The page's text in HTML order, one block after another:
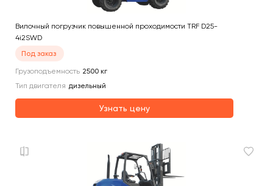
Вилочный погрузчик повышенной проходимости TRF D25-
4i2SWD
Под заказ
Грузоподъемность 2500 кг
Тип двигателя дизельный
Узнать цену